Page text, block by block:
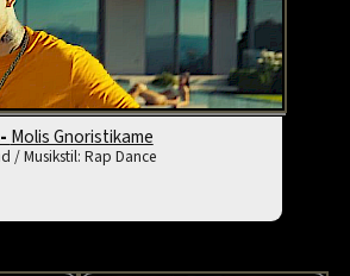
Molis Gnoristikame
/ Musikstil: Rap Dance